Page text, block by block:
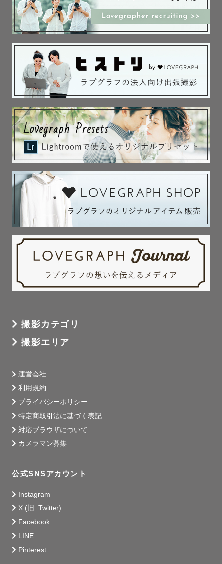
撮影カテゴリ
撮影エリア
運営会社
利用規約
プライバシーポリシー
特定商取引法に基づく表記
対応ブラウザについて
カメラマン募集
公式SNSアカウント
Instagram
X (旧: Twitter)
Facebook
LINE
Pinterest